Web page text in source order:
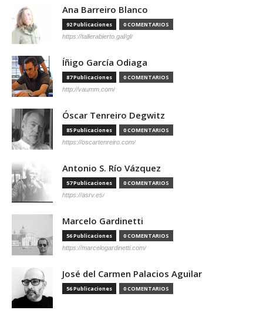
Ana Barreiro Blanco
92 Publicaciones 0 COMENTARIOS
https://tallerabierto.gal/gl/
Íñigo García Odiaga
87 Publicaciones 0 COMENTARIOS
http://vaumm.com/
Óscar Tenreiro Degwitz
85 Publicaciones 0 COMENTARIOS
https://oscartenreiro.com/
Antonio S. Río Vázquez
57 Publicaciones 0 COMENTARIOS
https://asrv.es/
Marcelo Gardinetti
56 Publicaciones 0 COMENTARIOS
https://marcelogardinetti.com/
José del Carmen Palacios Aguilar
56 Publicaciones 0 COMENTARIOS